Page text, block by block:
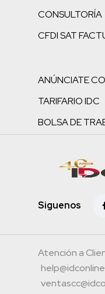
CONSULTORÍA
CFDI SAT
ANÚNCIATE
TARIFARIO IDC
BOLSA DE
Siguenos
Atención a